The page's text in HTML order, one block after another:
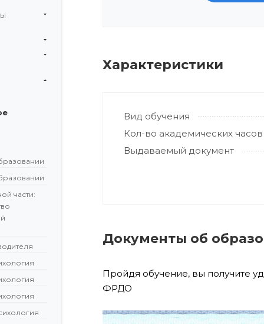
части:
Характеристики
Вид обучения
Кол-во академических часов
Выдаваемый документ
Документы об
Пройдя обучение, вы получите
ФРДО